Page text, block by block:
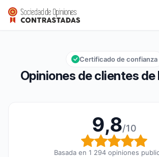
Elite CBD
Calificación global: 9,8 de 10
9,8/10
Opiniones de clientes de
Certificado de confianza
9,8/10
Calificación
Basada en 1 294 opiniones